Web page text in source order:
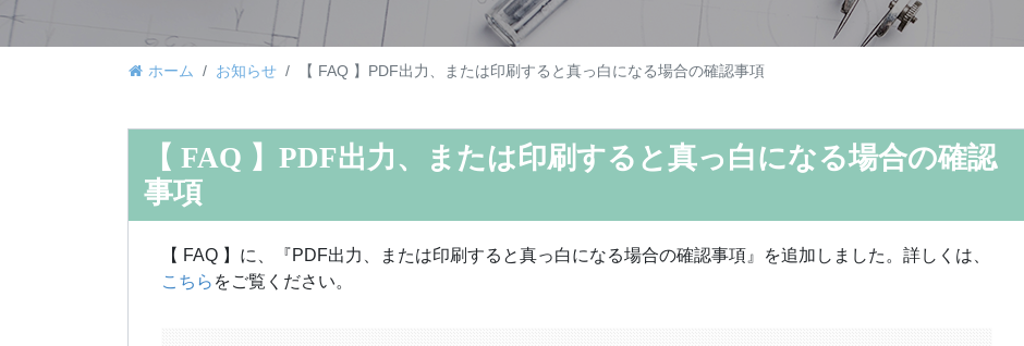
ホーム お知らせ 【 FAQ 】PDF出力、または印刷すると真っ白になる場合の確認事項
【 FAQ 】PDF出力、または印刷すると真っ白になる場合の確認
事項
【 FAQ 】に、『PDF出力、または印刷すると真っ白になる場合の確認事項』を追加しました。詳しくは、
こちら をご覧ください。